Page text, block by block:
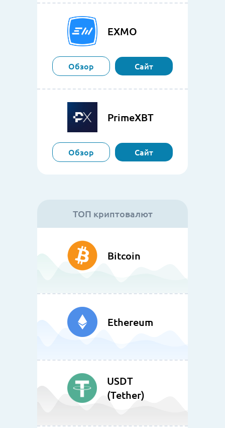
EXMO
Обзор Сайт
PrimeXBT
Обзор Сайт
ТОП криптовалют
Bitcoin
Ethereum
USDT
(Tether)